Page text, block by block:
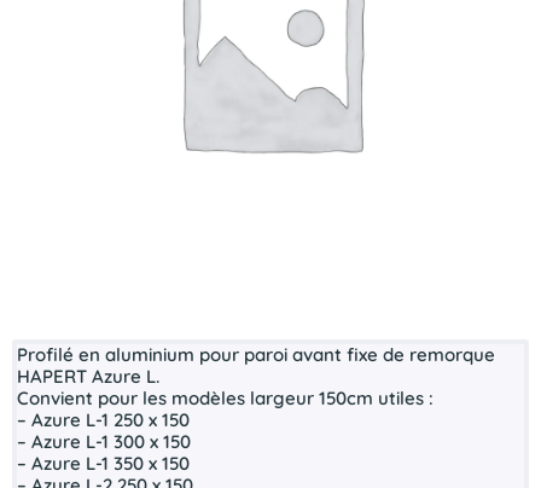
Profilé en aluminium pour paroi avant fixe de remorque
HAPERT Azure L.
Convient pour les modèles largeur 150cm utiles :
– Azure L-1 250 x 150
– Azure L-1 300 x 150
– Azure L-1 350 x 150